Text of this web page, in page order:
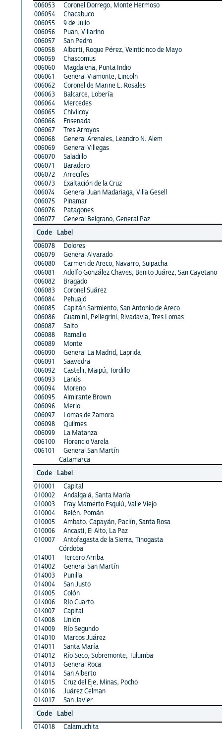
006053
Coronel Dorrego, Monte Hermoso
006054
Chacabuco
006055
9 de Julio
006056
Puan, Villarino
006057
San Pedro
006058
Alberti, Roque Pérez, Veinticinco de Mayo
006059
Chascomus
006060
Magdalena, Punta Indio
006061
General Viamonte, Lincoln
006062
Coronel de Marine L. Rosales
006063
Balcarce, Lobería
006064
Mercedes
006065
Chivilcoy
006066
Ensenada
006067
Tres Arroyos
006068
General Arenales, Leandro N. Alem
006069
General Villegas
006070
Saladillo
006071
Baradero
006072
Arrecifes
006073
Exaltación de la Cruz
006074
General Juan Madariaga, Villa Gesell
006075
Pinamar
006076
Patagones
006077
General Belgrano, General Paz
Code
Label
006078
Dolores
006079
General Alvarado
006080
Carmen de Areco, Navarro, Suipacha
006081
Adolfo González Chaves, Benito Juárez, San Cayetano
006082
Bragado
006083
Coronel Suárez
006084
Pehuajó
006085
Capitán Sarmiento, San Antonio de Areco
006086
Guaminí, Pellegrini, Rivadavia, Tres Lomas
006087
Salto
006088
Ramallo
006089
Monte
006090
General La Madrid, Laprida
006091
Saavedra
006092
Castelli, Maipú, Tordillo
006093
Lanús
006094
Moreno
006095
Almirante Brown
006096
Merlo
006097
Lomas de Zamora
006098
Quilmes
006099
La Matanza
006100
Florencio Varela
006101
General San Martín
Catamarca
Code
Label
010001
Capital
010002
Andalgalá, Santa María
010003
Fray Mamerto Esquiú, Valle Viejo
010004
Belén, Pomán
010005
Ambato, Capayán, Paclín, Santa Rosa
010006
Ancasti, El Alto, La Paz
010007
Antofagasta de la Sierra, Tinogasta
Córdoba
014001
Tercero Arriba
014002
General San Martín
014003
Punilla
014004
San Justo
014005
Colón
014006
Río Cuarto
014007
Capital
014008
Unión
014009
Río Segundo
014010
Marcos Juárez
014011
Santa María
014012
Río Seco, Sobremonte, Tulumba
014013
General Roca
014014
San Alberto
014015
Cruz del Eje, Minas, Pocho
014016
Juárez Celman
014017
San Javier
Code
Label
014018
Calamuchita